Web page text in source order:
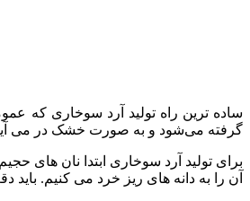
ساده ترین راه تولید آرد سوخاری که
گرفته می‌شود و به صورت خشک در می
برای تولید آرد سوخاری ابتدا نان های
آن را به دانه های ریز خرد می کنیم.